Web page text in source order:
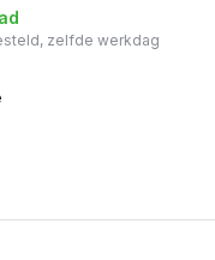
zelfde werkdag